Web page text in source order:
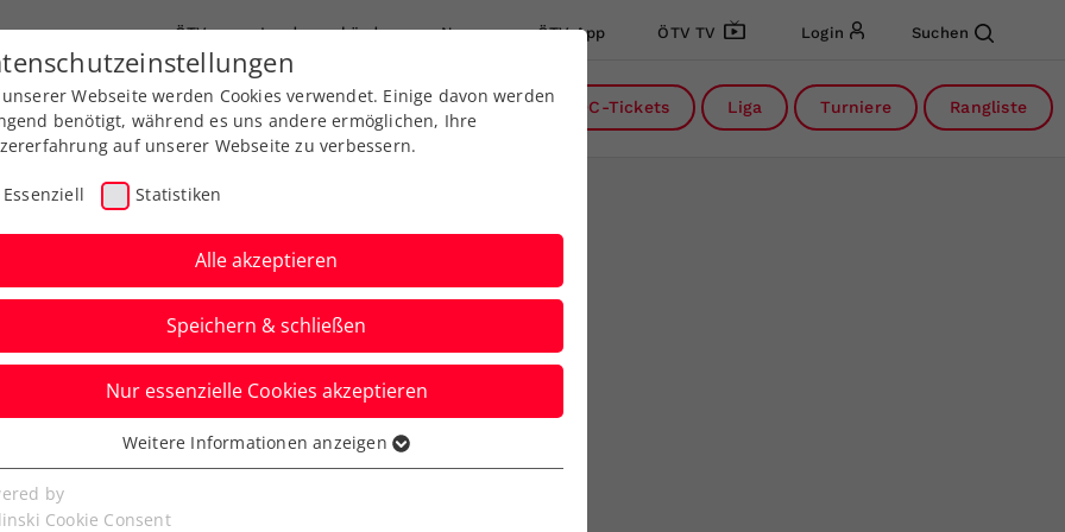
ÖTV Landesverbände News ÖTV App ÖTV TV Login Suchen
Ausbildung Services Über uns DC-Tickets Liga Turniere Rangliste
by EVN: Nagal
Tulln-Titel
Webseite werden Cookies verwendet. Einige davon werden
benötigt, während es uns andere ermöglichen, Ihre
auf unserer Webseite zu verbessern.
Essenziell Statistiken
Alle akzeptieren
Speichern & schließen
Nur essenzielle Cookies akzeptieren
Cookies werden für grundlegende Funktionen der
benötigt. Dadurch ist gewährleistet, dass die Webseite
Weitere Informationen anzeigen
by
Cookie Consent